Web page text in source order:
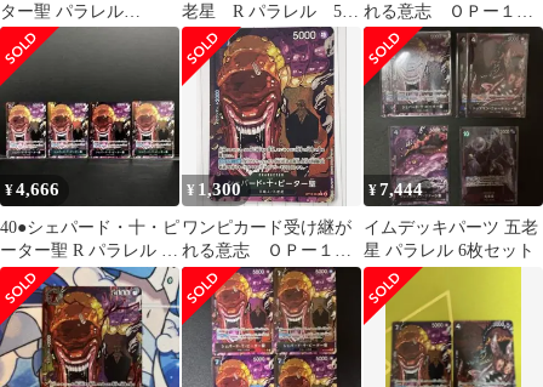
ター聖 パラレル
【OP13-084 R ★】
老星 R パラレル 5
枚 コンプリートセッ
ト
れる意志 ＯＰー１３
Ｒー０８４シェパー
ド・十・ピーター聖
¥4,666
40●シェパード・十・ピ
ーター聖 R パラレル 4
枚セット KM0428-5
¥ 1,300
ワンピカード受け継が
れる意志 ＯＰー１３
ＲーＰ０８４シェパー
ド・十・ピーター聖
¥7,444
イムデッキパーツ 五老
星 パラレル 6枚セット